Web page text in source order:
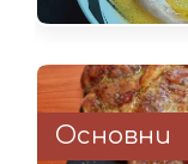
Основни